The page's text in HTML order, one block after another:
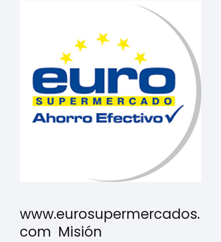
www.eurosupermercados.
com Misión